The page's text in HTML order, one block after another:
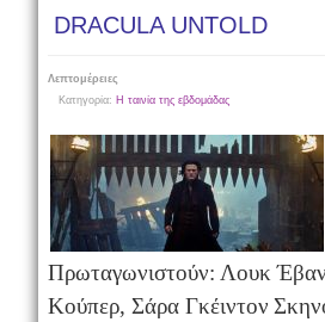
DRACULA UNTOLD
Λεπτομέρειες
Κατηγορία: Η ταινία της εβδομάδας
Πρωταγωνιστούν: Λουκ
Κούπερ, Σάρα Γκέιντον